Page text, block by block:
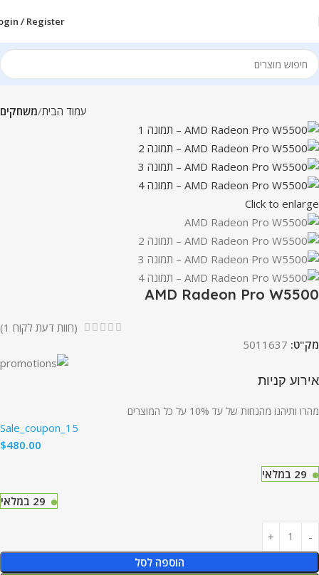
/ Register
עמוד הבית משחקים
Click to enlarge
AMD Radeon Pro W5500
(חוות דעת לקוח 1
)
מק"ט: 5011637
אירוע קניות
מהרו ותיהנו מהנחות של עד 10% על כל המוצרים
Sale_coupon_15
$480.00
29 במלאי
29 במלאי
הוספה לסל